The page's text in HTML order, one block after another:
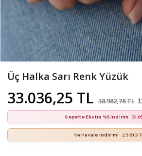
Üç Halka Sarı Renk Yüzük
33.036,25 TL 38.982,78 TL
Sepette Ekstra %5 İndirim
%4 Havale İndirimi 29.813